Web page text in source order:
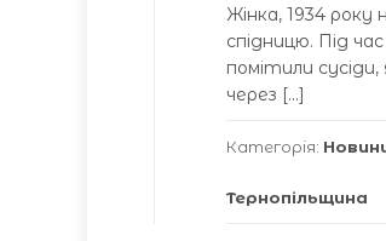
Жінка, 1934
спідницю. Під
помітили
через […]
Категорія:
Тернопільщина